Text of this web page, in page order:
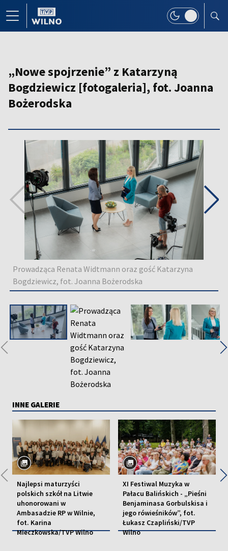
„Nowe spojrzenie” z Katarzyną
Bogdziewicz [fotogaleria], fot. Joanna
Bożerodska
Prowadząca Renata Widtmann oraz gość Katarzyna
Bogdziewicz, fot. Joanna Bożerodska
◀ ▶
INNE GALERIE
Najlepsi maturzyści
polskich szkół na Litwie
uhonorowani w
Ambasadzie RP w Wilnie,
fot. Karina
Mieczkowska/TVP Wilno
XI Festiwal Muzyka w
Pałacu Balińskich - „Pieśni
Benjaminasa Gorbulskisa i
jego rówieśników”, fot.
Łukasz Czapliński/TVP
Wilno
◀ ▶